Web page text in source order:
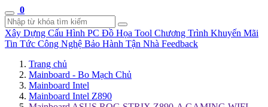
0
Xây Dựng Cấu Hình PC Đồ Họa Tool Chương Trình Khuyến Mãi
Tin Tức Công Nghệ Bảo Hành Tận Nhà Feedback
Trang chủ
Mainboard - Bo Mạch Chủ
Mainboard Intel
Mainboard Intel Z890